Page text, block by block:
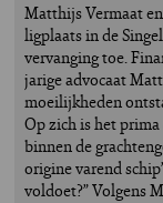
Matthijs Vermaat
ligplaats in de
vervanging toe.
jarige advocaat
moeilijkheden
Op zich is het
binnen de
origine varend
voldoet?” Volgens